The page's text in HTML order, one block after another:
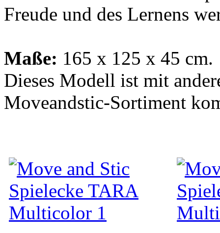
Freude und des Lernens
Maße: 165 x 125 x 45 cm.
Dieses Modell ist mit
Moveandstic-Sortiment